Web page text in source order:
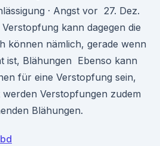
· Angst vor 27. Dez.
kann dagegen die
können nämlich, gerade wenn
ist, Blähungen Ebenso kann
für eine Verstopfung sein,
werden Verstopfungen zudem
Blähungen.